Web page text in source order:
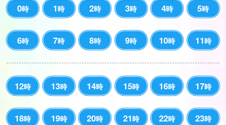
0時 1時 2時 3時 4時 5時
6時 7時 8時 9時 10時 11時
12時 13時 14時 15時 16時 17時
18時 19時 20時 21時 22時 23時